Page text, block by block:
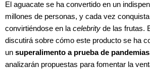
El aguacate se ha convertido en un
millones de personas, y cada vez
convirtiéndose en la celebrity de las frutas.
discutirá sobre cómo este producto se ha
un superalimento a prueba de
analizarán propuestas para fomentar la